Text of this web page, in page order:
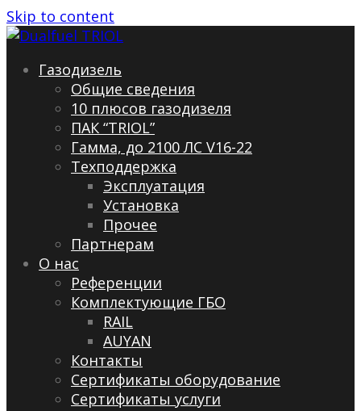
Skip to content
Газодизель
Общие сведения
10 плюсов газодизеля
ПАК “TRIOL”
Гамма, до 2100 ЛС V16-22
Техподдержка
Эксплуатация
Установка
Прочее
Партнерам
О нас
Референции
Комплектующие ГБО
RAIL
AUYAN
Контакты
Сертификаты оборудование
Сертификаты услуги